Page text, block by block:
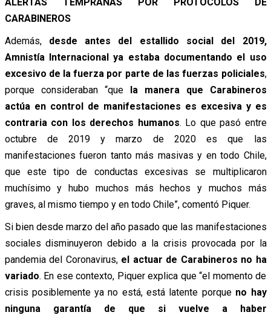
CARABINEROS
Además, desde antes del estallido social del 2019,
Amnistía Internacional ya estaba documentando el uso
excesivo de la fuerza por parte de las fuerzas policiales,
porque consideraban “que la manera que Carabineros
actúa en control de manifestaciones es excesiva y es
contraria con los derechos humanos. Lo que pasó entre
octubre de 2019 y marzo de 2020 es que las
manifestaciones fueron tanto más masivas y en todo Chile,
que este tipo de conductas excesivas se multiplicaron
muchísimo y hubo muchos más hechos y muchos más
graves, al mismo tiempo y en todo Chile”, comentó Piquer.
Si bien desde marzo del año pasado que las manifestaciones
sociales disminuyeron debido a la crisis provocada por la
pandemia del Coronavirus, el actuar de Carabineros no ha
variado. En ese contexto, Piquer explica que “el momento de
crisis posiblemente ya no está, está latente porque no hay
ninguna garantía de que si vuelve a haber